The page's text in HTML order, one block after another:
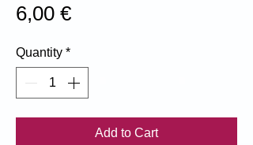
6,00 €Price
Quantity *
Add to Cart